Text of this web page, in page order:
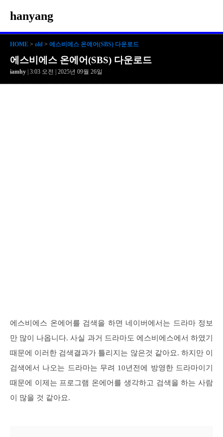
hanyang
HOME > old > 에스비에스 온에어(SBS) 다운로드
에스비에스 온에어(SBS) 다운로드
iamhy | 3:03 오전 | 2025년 09월 26일
에스비에스 온에어를 검색을 하면 네이버에서는 드라마 정보
만 많이 나옵니다. 사실 과거 드라마도 에스비에스에서 하였기
때문에 이러한 검색결과가 틀리지는 않은것 같아요. 하지만 이
검색에서 나오는 드라마는 무려 10년전에 방영한 드라마이기
때문에 이제는 프로그램 온에어를 생각하고 검색을 하는 사람
이 많을 것 같아요.